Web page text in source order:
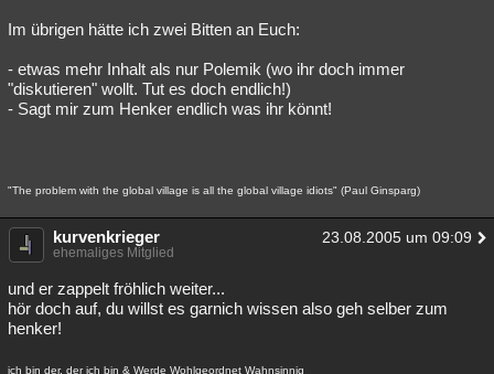
Im übrigen hätte ich zwei Bitten an Euch:
- etwas mehr Inhalt als nur Polemik (wo ihr doch immer
"diskutieren" wollt. Tut es doch endlich!)
- Sagt mir zum Henker endlich was ihr könnt!
"The problem with the global village is all the global village idiots" (Paul Ginsparg)
kurvenkrieger 23.08.2005 um 09:09
ehemaliges Mitglied
und er zappelt fröhlich weiter...
hör doch auf, du willst es garnich wissen also geh selber zum
henker!
ich bin der, der ich bin & Werde Wohlgeordnet Wahnsinnig